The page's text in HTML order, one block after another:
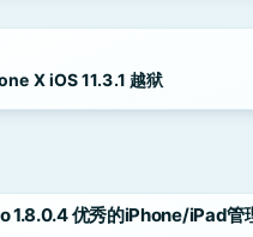
X iOS 11.3.1 越狱
1.8.0.4 优秀的iPhone/iPad管